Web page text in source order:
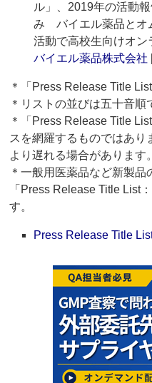
ル」、2019年の活動
み バイエル薬品とオ
活動で高校生向けオン
バイエル薬品株式会社
＊「Press Release Title
＊リストの並びは五十音順
＊「Press Release Title
スを網羅するものではあり
より遅れる場合があります
＊一般用医薬品など新製
「Press Release Title List
す。
Press Release Title